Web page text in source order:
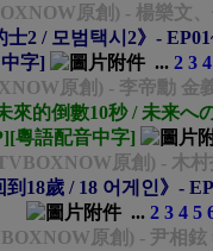
原創) - 楊樂文
2 / 모범택시2》-
中字]
... 2 3 4
原創) - 李帝勳 金
的倒數10秒 / 未来へ
粵語配音中字]
原創) - 木
18歲 / 18 어게인》-
... 2 3 4 5
原創) - 尹相鉉